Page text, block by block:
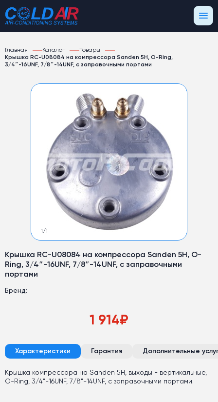
Главная Каталог
Товары
Крышка RC-U08084 на компрессора Sanden 5Н, O-Ring,
3/4″-16UNF, 7/8″-14UNF, с заправочными портами
1 /1
Крышка RC-U08084 на компрессора Sanden 5Н, O-
Ring, 3/4″-16UNF, 7/8″-14UNF, с заправочными
портами
Бренд:
1 914₽
Характеристики Гарантия Дополнительные
Крышка компрессора на Sanden 5Н, выходы - вертикальные,
O-Ring, 3/4"-16UNF, 7/8"-14UNF, с заправочными портами.